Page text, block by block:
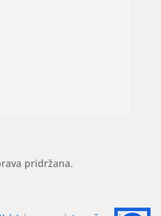
pridržana.